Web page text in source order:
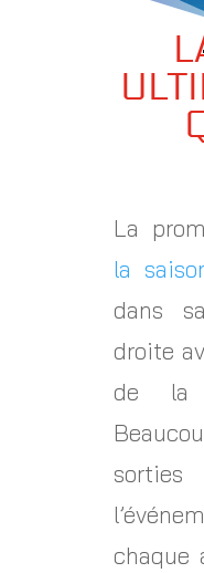
La
la
dans
droite
de la
chaque